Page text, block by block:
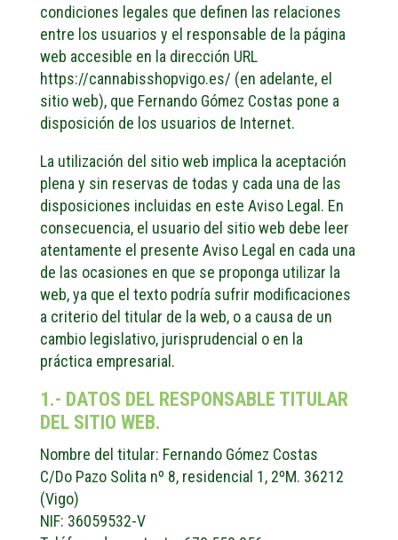
condiciones legales que definen las relaciones
entre los usuarios y el responsable de la página
web accesible en la dirección URL
https://cannabisshopvigo.es/ (en adelante, el
sitio web), que Fernando Gómez Costas pone a
disposición de los usuarios de Internet.
La utilización del sitio web implica la aceptación
plena y sin reservas de todas y cada una de las
disposiciones incluidas en este Aviso Legal. En
consecuencia, el usuario del sitio web debe leer
atentamente el presente Aviso Legal en cada una
de las ocasiones en que se proponga utilizar la
web, ya que el texto podría sufrir modificaciones
a criterio del titular de la web, o a causa de un
cambio legislativo, jurisprudencial o en la
práctica empresarial.
1.- DATOS DEL RESPONSABLE TITULAR
DEL SITIO WEB.
Nombre del titular: Fernando Gómez Costas
C/Do Pazo Solita nº 8, residencial 1, 2ºM. 36212
(Vigo)
NIF: 36059532-V